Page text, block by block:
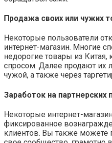
Продажа своих или чужих
Некоторые пользователи
интернет-магазин. Многие
недорогие товары из Китая,
спросом. Далее продают их
чужой, а также через
Заработок на партнерских
Некоторые интернет-
фиксированное
клиентов. Вы также можете